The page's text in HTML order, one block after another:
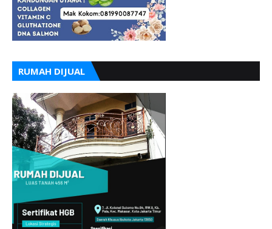
RUMAH DIJUAL